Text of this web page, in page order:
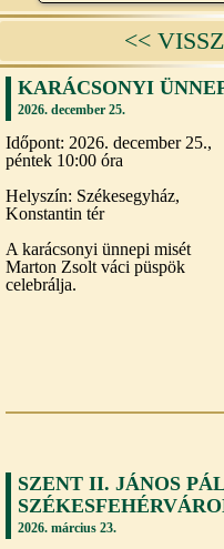
<<
KARÁCSONYI
2026. december 25.
Időpont: 2026. december 25.,
péntek 10:00 óra
Helyszín: Székesegyház,
Konstantin tér
A karácsonyi ünnepi misét
Marton Zsolt váci püspök
celebrálja.
SZENT II. JÁNOS
2026. március 23.